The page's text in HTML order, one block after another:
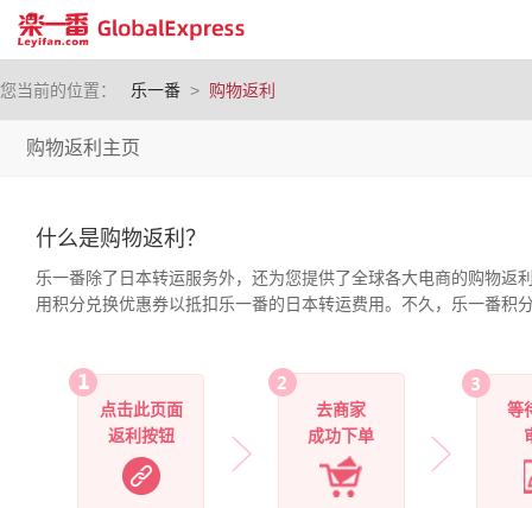
您当前的位置： 乐一番 > 购物返利
购物返利主页
什么是购物返利？
乐一番除了日本转运服务外，还为您提供了全球各大电商的购物
用积分兑换优惠券以抵扣乐一番的日本转运费用。不久，乐一番积
点击此页面
返利按钮
去商家
成功下单
等